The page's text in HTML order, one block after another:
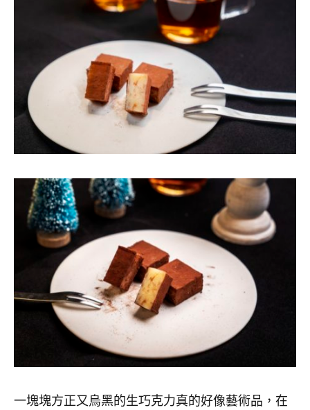
一塊塊方正又烏黑的生巧克力真的好像藝術品，在